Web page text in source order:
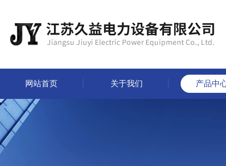
网站首页 关于我们 产品中